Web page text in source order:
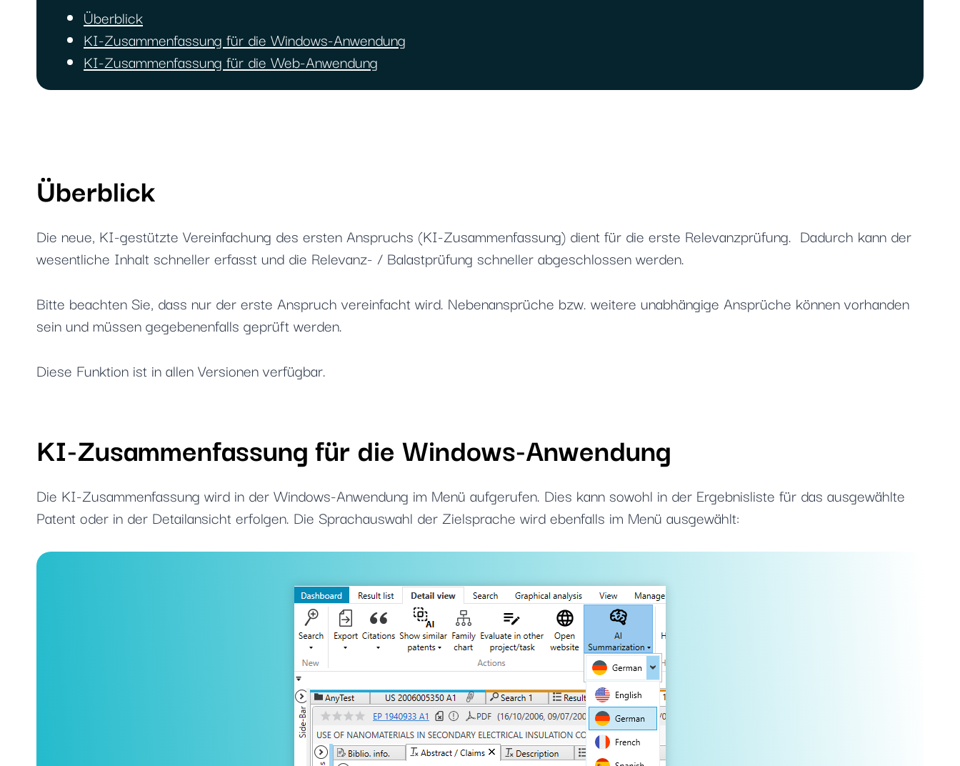
Überblick
KI-Zusammenfassung für die Windows-Anwendung
KI-Zusammenfassung für die Web-Anwendung
Überblick
Die neue, KI-gestützte Vereinfachung des ersten Anspruchs (KI-Zusammenfassung) dient für die erste Relevanzprüfung. Dadurch kann der
wesentliche Inhalt schneller erfasst und die Relevanz- / Balastprüfung schneller abgeschlossen werden.
Bitte beachten Sie, dass nur der erste Anspruch vereinfacht wird. Nebenansprüche bzw. weitere unabhängige Ansprüche können vorhanden
sein und müssen gegebenenfalls geprüft werden.
Diese Funktion ist in allen Versionen verfügbar.
KI-Zusammenfassung für dieWindows-Anwendung
Die KI-Zusammenfassung wird in der Windows-Anwendung im Menü aufgerufen. Dies kann sowohl in der Ergebnisliste für das ausgewählte
Patent oder in der Detailansicht erfolgen. Die Sprachauswahl der Zielsprache wird ebenfalls im Menü ausgewählt: